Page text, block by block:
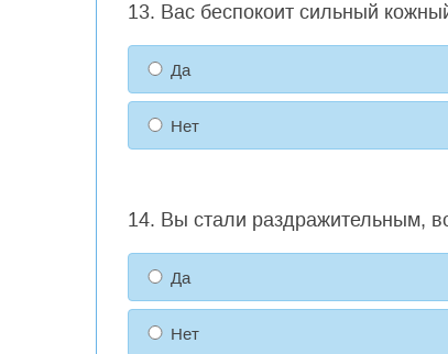
13. Вас беспокоит сильный
Да
Нет
14. Вы стали раздражительным,
Да
Нет